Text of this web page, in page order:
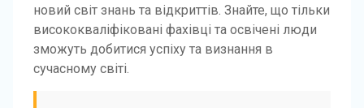
новий світ знань та відкриттів. Знайте, що тільки
висококваліфіковані фахівці та освічені люди
зможуть добитися успіху та визнання в
сучасному світі.